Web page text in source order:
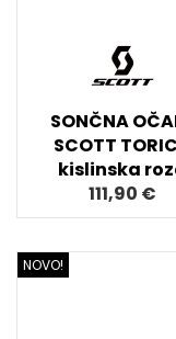
SONČNA
SCOTT
kislinska
111,90 €
NOVO!